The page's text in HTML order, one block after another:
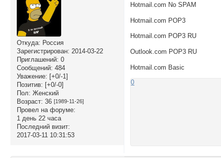
Откуда: Россия
Зарегистрирован: 2014-03-22
Приглашений: 0
Сообщений: 484
Уважение: [+0/-1]
Позитив: [+0/-0]
Пол: Женский
Возраст: 36 [1989-11-26]
Провел на форуме:
1 день 22 часа
Последний визит:
2017-03-11 10:31:53
Hotmail.com No SPAM
Hotmail.com POP3
Hotmail.com POP3 RU
Outlook.com POP3 RU
Hotmail.com Basic
0